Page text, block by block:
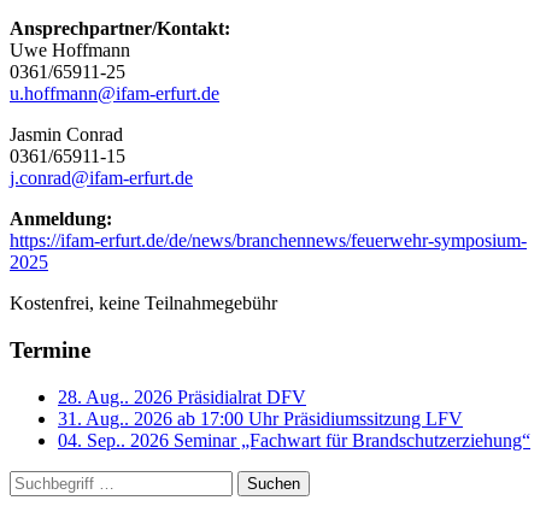
Ansprechpartner/Kontakt:
Uwe Hoffmann
0361/65911-25
u.hoffmann@ifam-erfurt.de
Jasmin Conrad
0361/65911-15
j.conrad@ifam-erfurt.de
Anmeldung:
https://ifam-erfurt.de/de/news/branchennews/feuerwehr-symposium-
2025
Kostenfrei, keine Teilnahmegebühr
Termine
28. Aug.. 2026 Präsidialrat DFV
31. Aug.. 2026 ab 17:00 Uhr Präsidiumssitzung LFV
04. Sep.. 2026 Seminar „Fachwart für Brandschutzerziehung“
Suchen